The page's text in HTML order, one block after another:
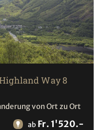
Way 8
von Ort zu Ort
ab Fr. 1'520.-